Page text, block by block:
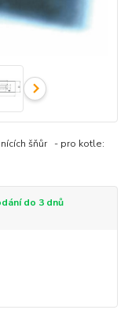
šňůr - pro kotle:
do 3 dnů